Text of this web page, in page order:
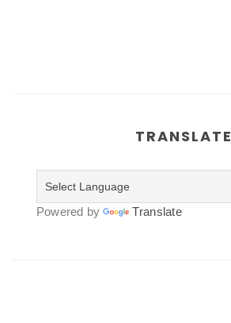
TRANSLATE
Powered by Translate